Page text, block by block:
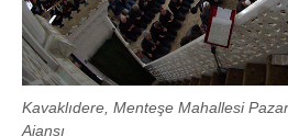
Kavaklıdere, Menteşe Mahallesi
Ajansı